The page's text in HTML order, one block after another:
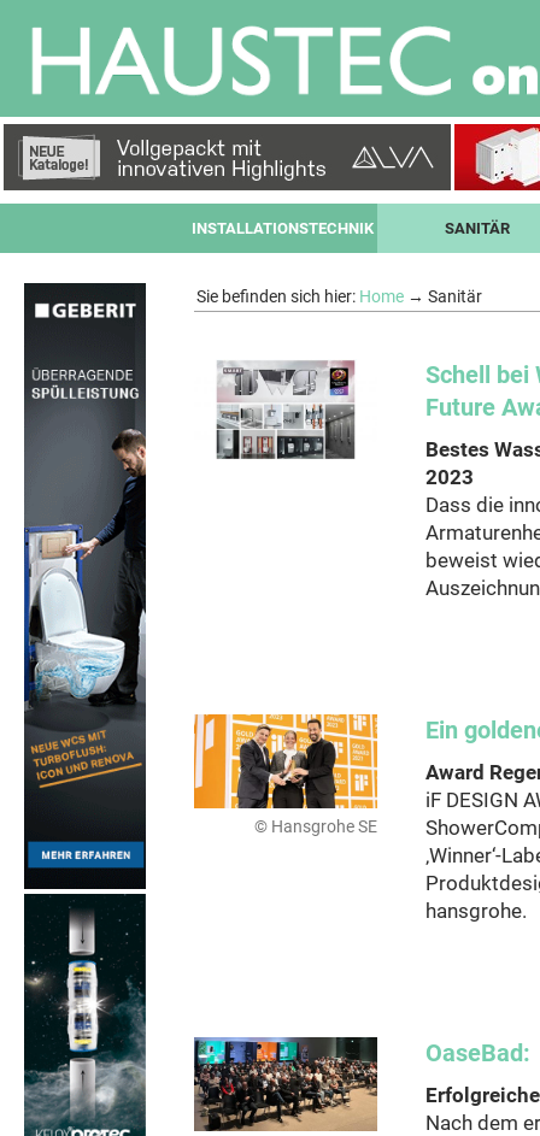
INSTALLATIONSTECHNIK SANITÄR
Sie befinden sich hier: Home→ Sanitär
Schell bei
Future
Bestes
2023
Dass die
beweist
© Hansgrohe SE
Ein
Award
iF DESIGN
‚Winner‘-
hansgrohe.
OaseBad:
Nach dem